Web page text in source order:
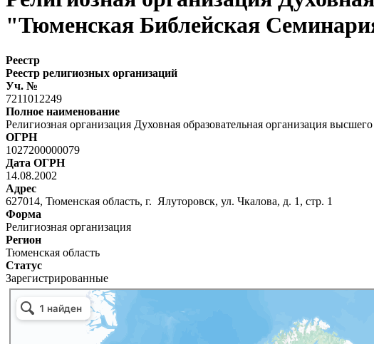
"Тюменская Библейская
Реестр
Реестр религиозных организаций
Уч. №
7211012249
Полное наименование
Религиозная организация Духовная образовательная организация
ОГРН
1027200000079
Дата ОГРН
14.08.2002
Адрес
627014, Тюменская область, г. Ялуторовск, ул. Чкалова, д. 1, стр. 1
Форма
Религиозная организация
Регион
Тюменская область
Статус
Зарегистрированные